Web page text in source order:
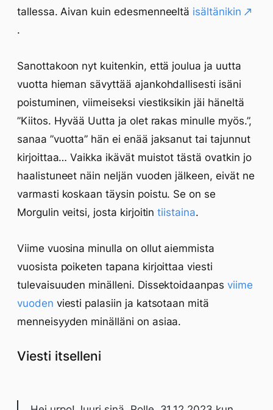
tallessa. Aivan kuin edesmenneeltä isältänikin
.
Sanottakoon nyt kuitenkin, että joulua ja uutta
vuotta hieman sävyttää ajankohdallisesti isäni
poistuminen, viimeiseksi viestiksikin jäi häneltä
”Kiitos. Hyvää Uutta ja olet rakas minulle myös.”,
sanaa ”vuotta” hän ei enää jaksanut tai tajunnut
kirjoittaa… Vaikka ikävät muistot tästä ovatkin jo
haalistuneet näin neljän vuoden jälkeen, eivät ne
varmasti koskaan täysin poistu. Se on se
Morgulin veitsi, josta kirjoitintiistaina.
Viime vuosina minulla on ollut aiemmista
vuosista poiketen tapana kirjoittaa viesti
tulevaisuuden minälleni. Dissektoidaanpas viime
vuoden viesti palasiin ja katsotaan mitä
menneisyyden minälläni on asiaa.
Viesti itselleni